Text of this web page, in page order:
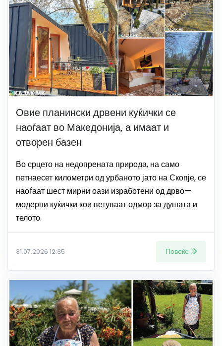
Овие планински дрвени куќички се
наоѓаат во Македонија, а имаат и
отворен базен
Во срцето на недопрената природа, на само
петнаесет километри од урбаното јато на Скопје, се
наоѓаат шест мирни оази изработени од дрво—
модерни куќички кои ветуваат одмор за душата и
телото.
31.07.2026 12:35 Повеќе